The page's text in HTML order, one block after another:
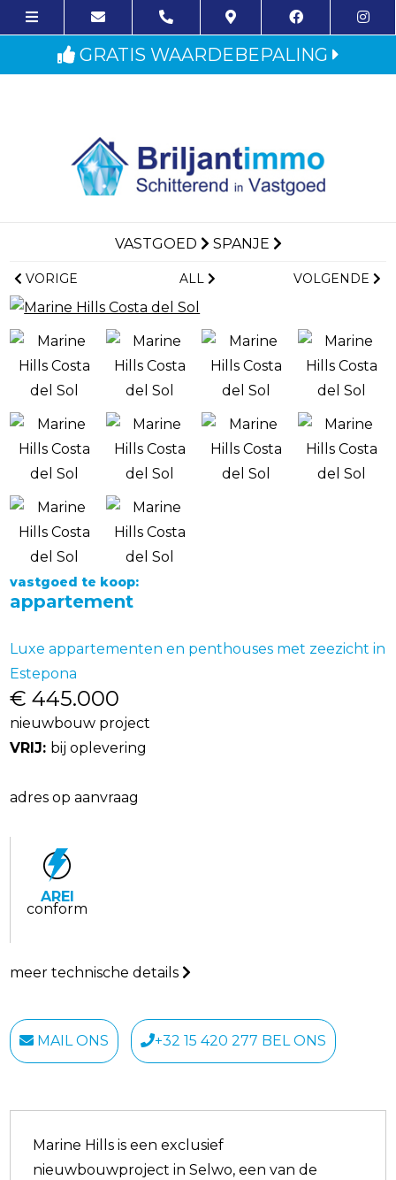
GRATIS WAARDEBEPALING
VASTGOED SPANJE
VORIGE ALL VOLGENDE
vastgoed te koop:
appartement
Luxe appartementen en penthouses met zeezicht in
Estepona
€ 445.000
nieuwbouw project
VRIJ: bij oplevering
adres op aanvraag
AREI
conform
meer technische details
MAIL ONS +32 15 420 277 BEL ONS
Marine Hills is een exclusief
nieuwbouwproject in Selwo, een van de